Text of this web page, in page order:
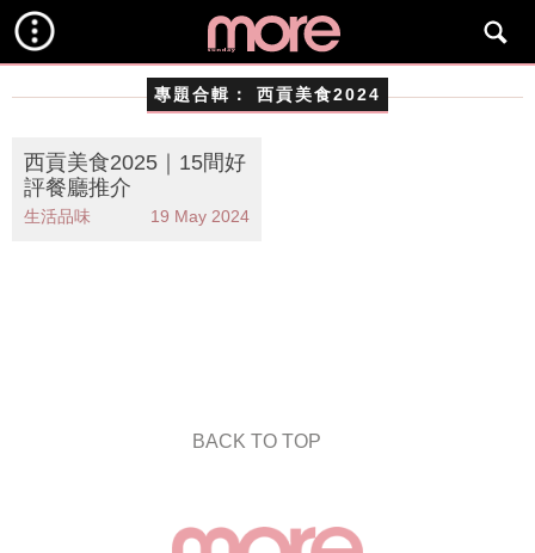
專題合輯： 西貢美食2024
西貢美食2025｜15間好
評餐廳推介
生活品味 19 May 2024
BACK TO TOP